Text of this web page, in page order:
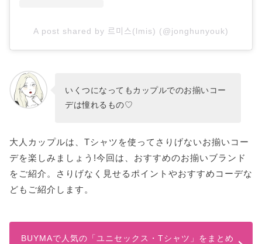
A post shared by 르미스(lmis) (@jonghunyouk)
いくつになってもカップルでのお揃いコー
デは憧れるもの♡
大人カップルは、Tシャツを使ってさりげないお揃いコー
デを楽しみましょう!今回は、おすすめのお揃いブランド
をご紹介。さりげなく見せるポイントやおすすめコーデな
どもご紹介します。
BUYMAで人気の「ユニセックス・Tシャツ」をまとめ